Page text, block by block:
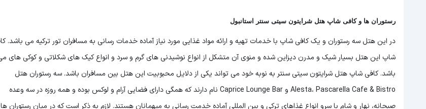
رستوران ها و کافی شاپ هتل شرایتون سیتی سنتر استانبول
در این هتل سه رستوران و یک کافی شاپ با خدمات تهیه و ارائه مواد غذایی مورد نیاز آماده خدمات رسانی به مسافران تور ترکیه می باشد.
شاپ این هتل بسیار شیک و مدرن دیزاین شده و منوی آن متشکل از انواع نوشیدنی های گرم و سرد و انواع کیک های شکلاتی و کوکی های
باشد. کافی شاپ هتل شرایتون سیتی سنتر به نوبه خود می تواند یکی از دلایل محبوبیت این هتل بین مسافران باشد. سه رستوران هتل
Alesta، Pascarella Cafe & Bistro و Caprice Lounge Bar نام دارند که همگی دارای فضایی آرام و لوکس بوده و همه روزه در سه وعده
صبحانه، نهار و شام با سرو انواع غذاهای ترکی و بین المللی آماده خدمت رسانی به میهمانان هستند. لازم به ذکر است که در میان رستوران